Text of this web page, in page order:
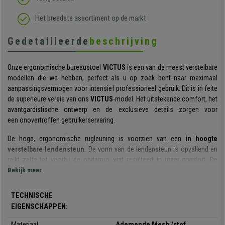
Het breedste assortiment op de markt
Gedetailleerde beschrijving
Onze ergonomische bureaustoel VICTUS is een van de meest verstelbare
modellen die we hebben, perfect als u op zoek bent naar maximaal
aanpassingsvermogen voor intensief professioneel gebruik. Dit is in feite
de superieure versie van ons VICTUS-model. Het uitstekende comfort, het
avantgardistische ontwerp en de exclusieve details zorgen voor
een onovertroffen gebruikerservaring.
De hoge, ergonomische rugleuning is voorzien van een in hoogte
verstelbare lendensteun. De vorm van de lendensteun is opvallend en
reikt zelfs tot voorbij de onderrug, wat resulteert in meer comfort. De
doordachte vormen en de afgeronde bovenrand, die als hoofdsteun
Hetgesynchroniseerde kantelmechanisme
via een kabel, wat zorgt voor soepelere en vloeiendere bewegingen. De
stoel heeft
4 verstelposities en een kantelmechanisme waarmee u de
Bekijk meer
TECHNISCHE
EIGENSCHAPPEN: